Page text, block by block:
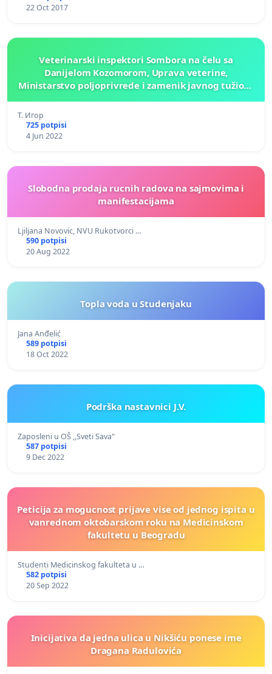
22 Oct 2017
Veterinarski inspektori Sombora na čelu sa
Danijelom Kozomorom, Uprava veterine,
Ministarstvo poljoprivrede i zamenik javnog tužioca
Т. Игор
725 potpisi
4 Jun 2022
Slobodna prodaja rucnih radova na sajmovima i
manifestacijama
Ljiljana Novovic, NVU Rukotvorci …
590 potpisi
20 Aug 2022
Topla voda u Studenjaku
Jana Anđelić
589 potpisi
18 Oct 2022
Podrška nastavnici J.V.
Zaposleni u OŠ ,,Sveti Sava"
587 potpisi
9 Dec 2022
Peticija za mogucnost prijave vise od jednog ispita u
vanrednom oktobarskom roku na Medicinskom
fakultetu u Beogradu
Studenti Medicinskog fakulteta u …
582 potpisi
20 Sep 2022
Inicijativa da jedna ulica u Nikšiću ponese ime
Dragana Radulovića